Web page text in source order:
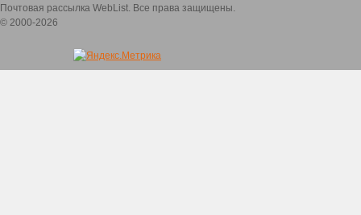
Почтовая рассылка WebList. Все права защищены.
© 2000-2026